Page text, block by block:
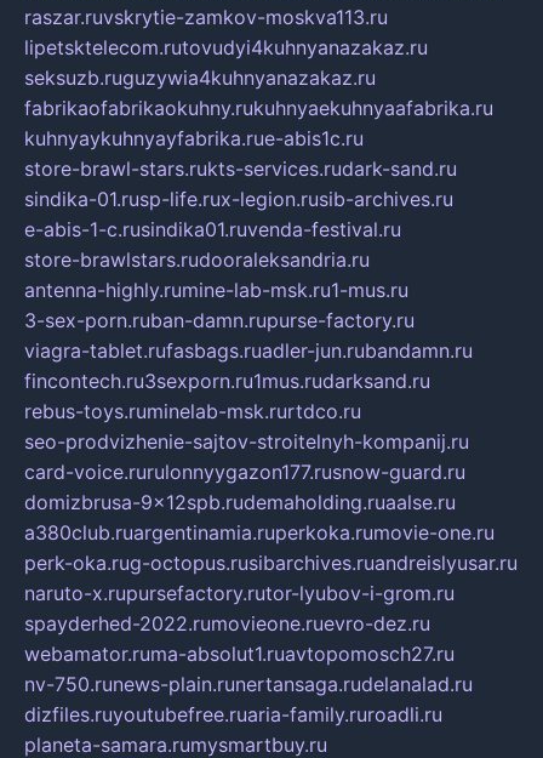
raszar.ruvskrytie-zamkov-moskva113.ru
lipetsktelecom.rutovudyi4kuhnyanazakaz.ru
seksuzb.ruguzywia4kuhnyanazakaz.ru
fabrikaofabrikaokuhny.rukuhnyaekuhnyaafabrika.ru
kuhnyaykuhnyayfabrika.rue-abis1c.ru
store-brawl-stars.rukts-services.rudark-sand.ru
sindika-01.rusp-life.rux-legion.rusib-archives.ru
e-abis-1-c.rusindika01.ruvenda-festival.ru
store-brawlstars.rudooraleksandria.ru
antenna-highly.rumine-lab-msk.ru1-mus.ru
3-sex-porn.ruban-damn.rupurse-factory.ru
viagra-tablet.rufasbags.ruadler-jun.rubandamn.ru
fincontech.ru3sexporn.ru1mus.rudarksand.ru
rebus-toys.ruminelab-msk.rurtdco.ru
seo-prodvizhenie-sajtov-stroitelnyh-kompanij.ru
card-voice.rurulonnyygazon177.rusnow-guard.ru
domizbrusa-9x12spb.rudemaholding.ruaalse.ru
a380club.ruargentinamia.ruperkoka.rumovie-one.ru
perk-oka.rug-octopus.rusibarchives.ruandreislyusar.ru
naruto-x.rupursefactory.rutor-lyubov-i-grom.ru
spayderhed-2022.rumovieone.ruevro-dez.ru
webamator.ruma-absolut1.ruavtopomosch27.ru
nv-750.runews-plain.runertansaga.rudelanalad.ru
dizfiles.ruyoutubefree.ruaria-family.ruroadli.ru
planeta-samara.rumysmartbuy.ru